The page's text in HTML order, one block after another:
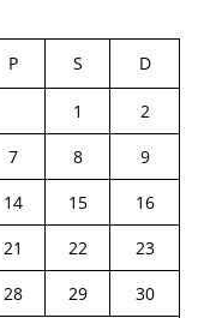
P S D
1
2
7 8
9
14 15
16
21 22
23
28 29
30